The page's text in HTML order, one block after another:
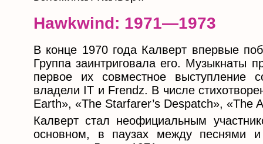
Hawkwind: 1971—1973
В конце 1970 года Калверт впервые
Группа заинтриговала его. Музыкнаты
первое их совместное выступление
владели IT и Frendz. В числе
Earth», «The Starfarer’s Despatch», «The
Калверт стал неофициальным
основном, в паузах между песнями и